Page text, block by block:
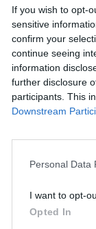
If you wish to opt-
sensitive
confirm your
continue seeing
information
further disclosure
participants. This
Downstream
Personal Data
I want to opt-
Opted In
Εδώ